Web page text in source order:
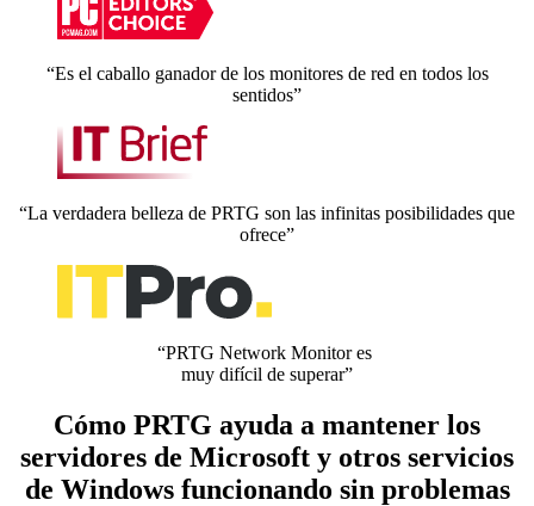
“Es el caballo ganador de los monitores de red en todos los
sentidos”
“La verdadera belleza de PRTG son las infinitas posibilidades que
ofrece”
“PRTG Network Monitor es
muy difícil de superar”
Cómo PRTG ayuda a mantener los
servidores de Microsoft y otros servicios
de Windows funcionando sin problemas